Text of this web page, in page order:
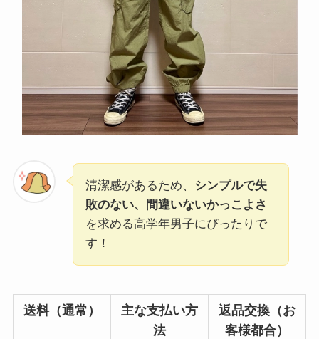
清潔感があるため、 シンプルで失
敗のない、間違いないかっこよさ
を求める高学年男子にぴったりで
す！
送料（通常）
主な支払い方
法
返品交換（お
客様都合）